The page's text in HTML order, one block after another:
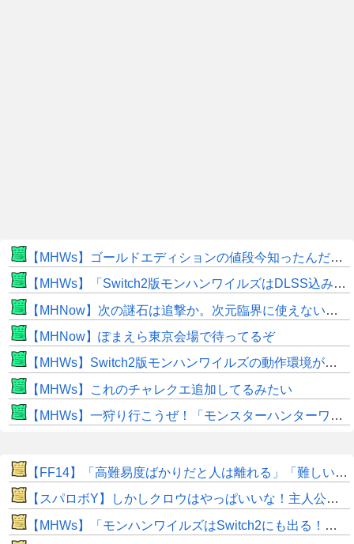
【MHWs】ゴールドエディションの値段今知ったんだけどやっっっっっっすwwwww
【MHWs】「Switch2版モンハンワイルズはDLSS込みで最大1440p動作」
【MHNow】次の謎石は追撃か。次元臨界に使えない時点で闘気活性以下のスキルだわ
【MHNow】ぽまえら東京会場で待ってるぞ
【MHWs】Switch2版モンハンワイルズの動作環境が判明！
【MHWs】これのチャレクエ追加してるみたい
【MHWs】一狩り行こうぜ！「モンスターハンターワイルズ 序盤体験版」を8月5日（水）より配信！
​【FF14】「高難易度ばかりだと人は離れる」「難しいのも大事！」←このエオルゼアの未解決問題、大先輩であるWorld of Warcraftはどうしてる？
【スパロボY】しかしクロウはやっぱいいな！主人公として魅力的すぎる…！
【MHWs】「モンハンワイルズはSwitch2にも出る！」👈こいつにかけたい言葉ｗｗｗｗｗｗｗｗｗ